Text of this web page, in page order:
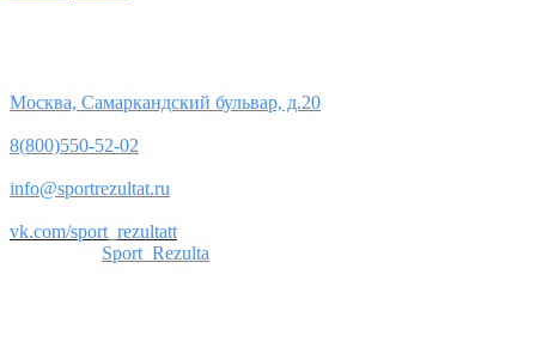
Москва, Самаркандский бульвар, д.20
8(800)550-52-02
info@sportrezultat.ru
vk.com/sport_rezultatt
Sport_Rezulta